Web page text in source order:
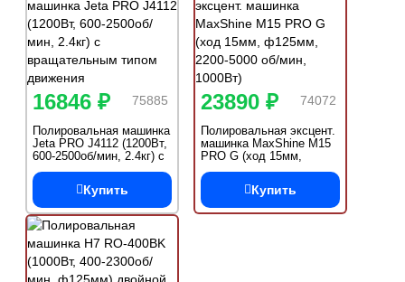
75885
16846 ₽
Полировальная машинка
Jeta PRO J4112 (1200Вт,
600-2500об/мин, 2.4кг) с
вращательным типом
движения
Купить
74072
23890 ₽
Полировальная эксцент.
машинка MaxShine M15
PRO G (ход 15мм,
ф125мм, 2200-5000 об/
мин, 1000Вт)
Купить